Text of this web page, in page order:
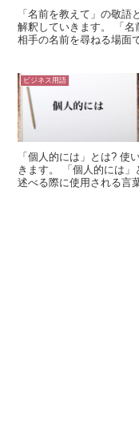
「名前を教えて」の敬
解釈していきます。 「名
相手の名前を尋ねる場面
ビジネス用語
「個人的には」とは? 使
きます。 「個人的には
述べる際に使用される言